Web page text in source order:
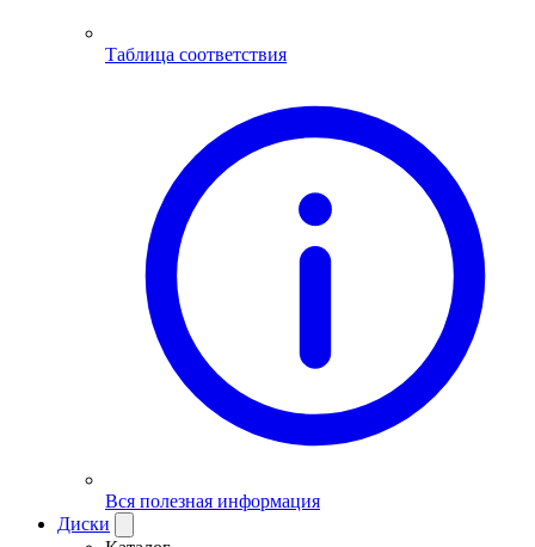
Таблица соответствия
Вся полезная информация
Диски